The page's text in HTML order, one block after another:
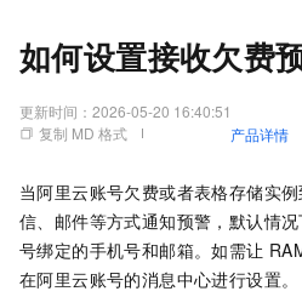
如何设置接收欠费
更新时间： 2026-05-20 16:40:51
复制 MD 格式
产品详情
当阿里云账号欠费或者表格存储实
信、邮件等方式通知预警，默认情
号绑定的手机号和邮箱。如需让
在阿里云账号的消息中心进行设置。